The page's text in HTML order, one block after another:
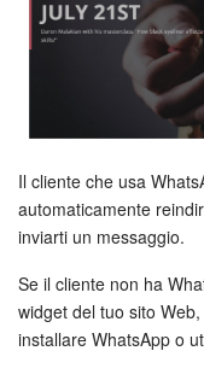
Il cliente che usa
automaticamente
inviarti un messaggio.
Se il cliente non ha
widget del tuo sito
installare WhatsApp o